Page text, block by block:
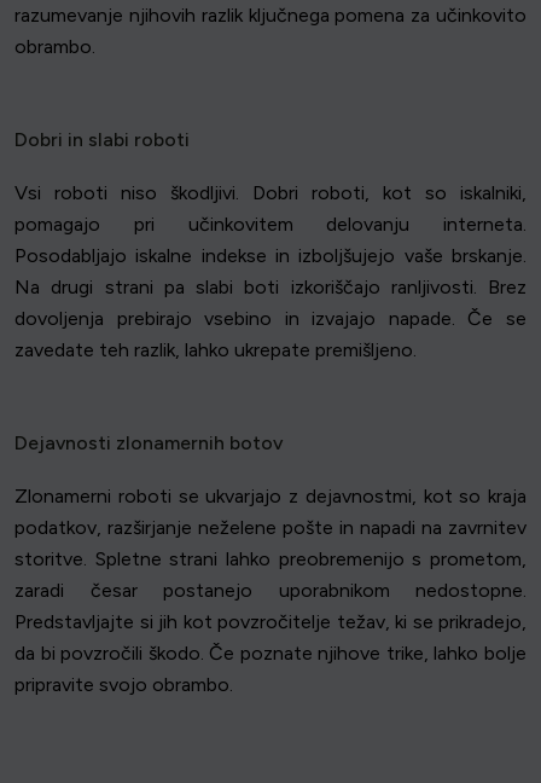
razumevanje njihovih razlik ključnega pomena za učinkovito
obrambo.
Dobri in slabi roboti
Vsi roboti niso škodljivi. Dobri roboti, kot so iskalniki,
pomagajo pri učinkovitem delovanju interneta.
Posodabljajo iskalne indekse in izboljšujejo vaše brskanje.
Na drugi strani pa slabi boti izkoriščajo ranljivosti. Brez
dovoljenja prebirajo vsebino in izvajajo napade. Če se
zavedate teh razlik, lahko ukrepate premišljeno.
Dejavnosti zlonamernih botov
Zlonamerni roboti se ukvarjajo z dejavnostmi, kot so kraja
podatkov, razširjanje neželene pošte in napadi na zavrnitev
storitve. Spletne strani lahko preobremenijo s prometom,
zaradi česar postanejo uporabnikom nedostopne.
Predstavljajte si jih kot povzročitelje težav, ki se prikradejo,
da bi povzročili škodo. Če poznate njihove trike, lahko bolje
pripravite svojo obrambo.